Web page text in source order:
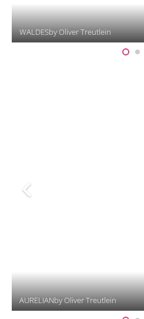
WALDESby Oliver Treutlein
AURELIANby Oliver Treutlein